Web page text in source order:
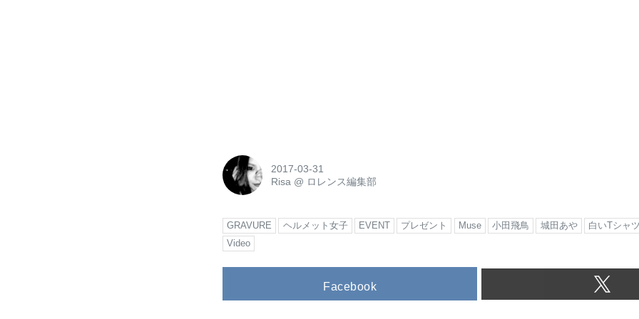
2017-03-31
Risa @ ロレンス編集部
GRAVURE ヘルメット女子 EVENT プレゼント Muse 小田飛鳥 城田あや
白いTシャ
Video
Facebook